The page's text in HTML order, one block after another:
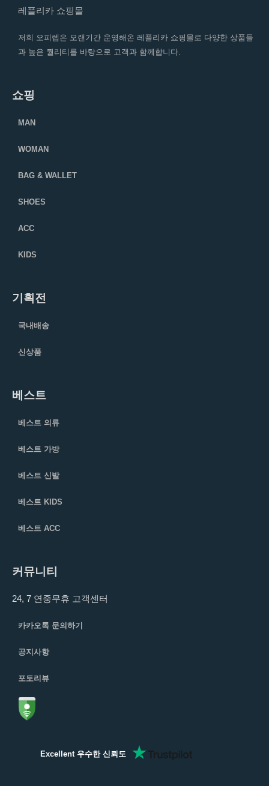
레플리카 쇼핑몰
저희 오피렙은 오랜기간 운영해온 레플리카 쇼핑몰로 다양한 상품들
과 높은 퀄리티를 바탕으로 고객과 함께합니다.
쇼핑
MAN
WOMAN
BAG & WALLET
SHOES
ACC
KIDS
기획전
국내배송
신상품
베스트
베스트 의류
베스트 가방
베스트 신발
베스트 KIDS
베스트 ACC
커뮤니티
24, 7 연중무휴 고객센터
카카오톡 문의하기
공지사항
포토리뷰
Excellent 우수한 신뢰도